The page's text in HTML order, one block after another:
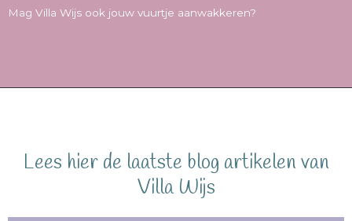
Mag Villa Wijs ook jouw vuurtje aanwakkeren?
Lees hier de laatste blog artikelen van
Villa Wijs